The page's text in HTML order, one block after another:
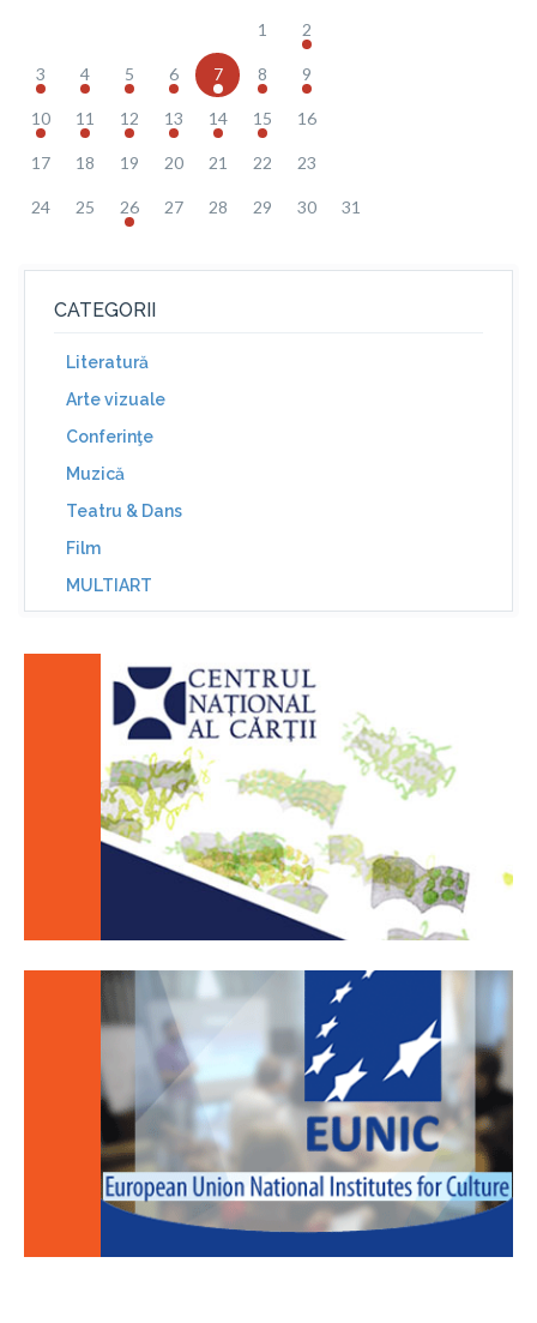
1 2
3 4 5 6 7 8 9
10 11 12 13 14 15 16
17 18 19 20 21 22 23
24 25 26 27 28 29 30 31
CATEGORII
Literatură
Arte vizuale
Conferinţe
Muzică
Teatru & Dans
Film
MULTIART